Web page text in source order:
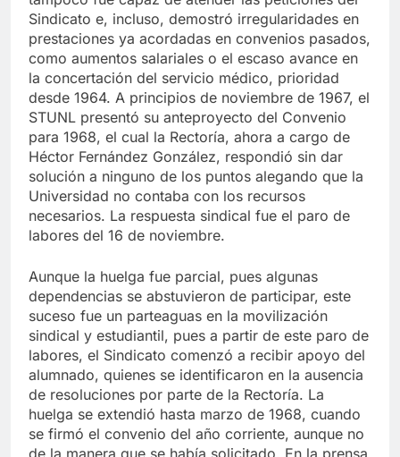
tampoco fue capaz de atender las peticiones del
Sindicato e, incluso, demostró irregularidades en
prestaciones ya acordadas en convenios pasados,
como aumentos salariales o el escaso avance en
la concertación del servicio médico, prioridad
desde 1964. A principios de noviembre de 1967, el
STUNL presentó su anteproyecto del Convenio
para 1968, el cual la Rectoría, ahora a cargo de
Héctor Fernández González, respondió sin dar
solución a ninguno de los puntos alegando que la
Universidad no contaba con los recursos
necesarios. La respuesta sindical fue el paro de
Aunque la huelga fue parcial, pues algunas
dependencias se abstuvieron de participar, este
suceso fue un parteaguas en la movilización
sindical y estudiantil, pues a partir de este paro de
labores, el Sindicato comenzó a recibir apoyo del
alumnado, quienes se identificaron en la ausencia
de resoluciones por parte de la Rectoría. La
huelga se extendió hasta marzo de 1968, cuando
se firmó el convenio del año corriente, aunque no